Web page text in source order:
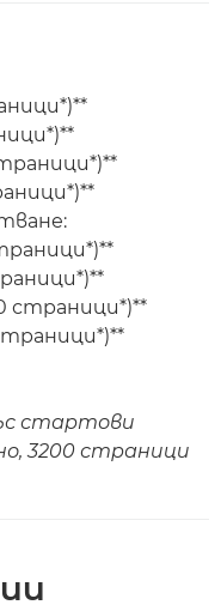
страници*)**
стартови
3200 страници